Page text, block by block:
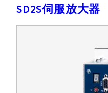
SD2S伺服放大器